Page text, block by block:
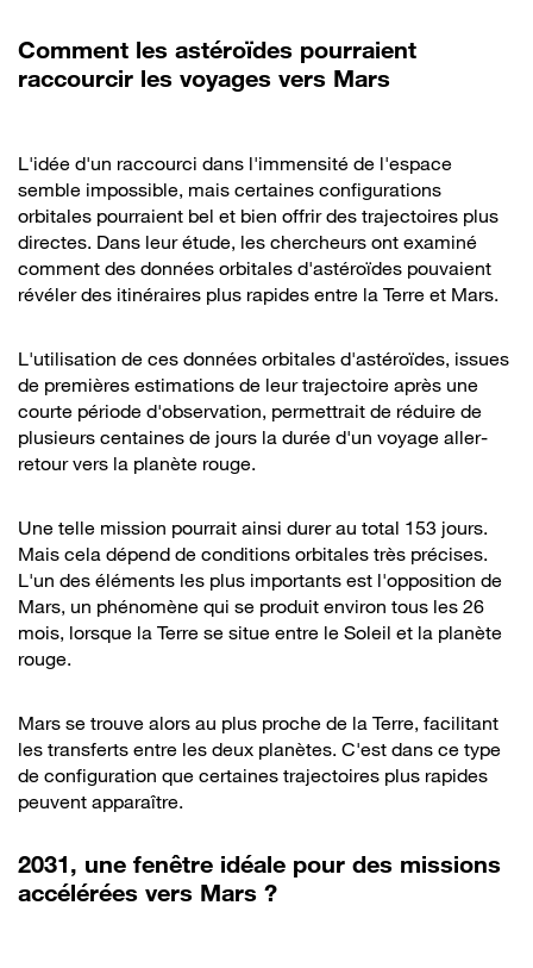
Comment les astéroïdes pourraient
raccourcir les voyages vers Mars
L'idée d'un raccourci dans l'immensité de l'espace
semble impossible, mais certaines configurations
orbitales pourraient bel et bien offrir des trajectoires plus
directes. Dans leur étude, les chercheurs ont examiné
comment des données orbitales d'astéroïdes pouvaient
révéler des itinéraires plus rapides entre la Terre et Mars.
L'utilisation de ces données orbitales d'astéroïdes, issues
de premières estimations de leur trajectoire après une
courte période d'observation, permettrait de réduire de
plusieurs centaines de jours la durée d'un voyage aller-
retour vers la planète rouge.
Une telle mission pourrait ainsi durer au total 153 jours.
Mais cela dépend de conditions orbitales très précises.
L'un des éléments les plus importants est l'opposition de
Mars, un phénomène qui se produit environ tous les 26
mois, lorsque la Terre se situe entre le Soleil et la planète
rouge.
Mars se trouve alors au plus proche de la Terre, facilitant
les transferts entre les deux planètes. C'est dans ce type
de configuration que certaines trajectoires plus rapides
peuvent apparaître.
2031, une fenêtre idéale pour des missions
accélérées vers Mars ?